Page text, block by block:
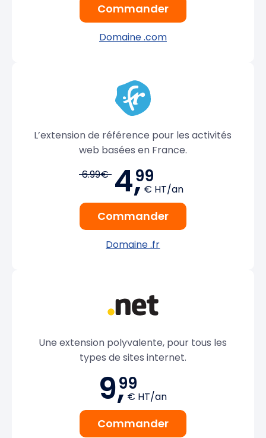
Commander
Domaine .com
L’extension de référence pour les activités
web basées en France.
6.99€ 4,99
€ HT/an
Commander
Domaine .fr
Une extension polyvalente, pour tous les
types de sites internet.
9,99
€ HT/an
Commander